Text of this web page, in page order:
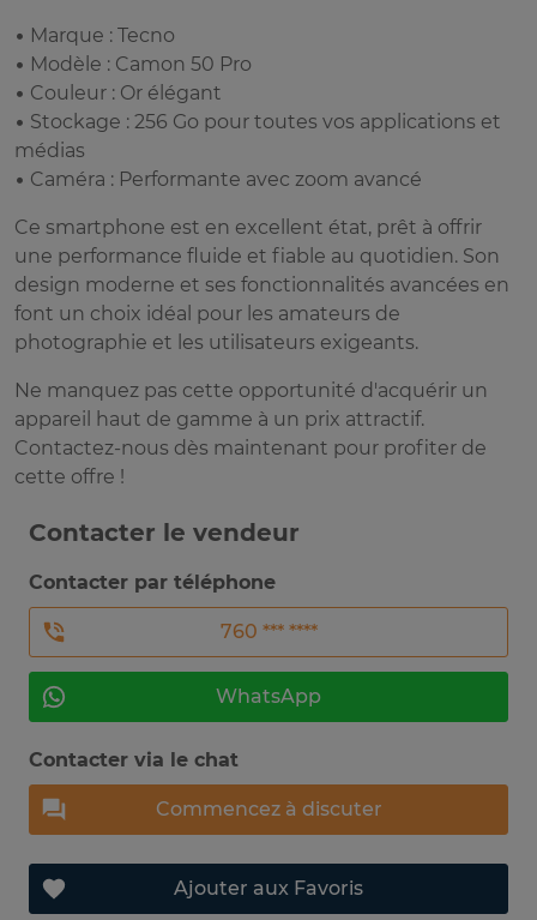
• Marque : Tecno
• Modèle : Camon 50 Pro
• Couleur : Or élégant
• Stockage : 256 Go pour toutes vos applications et
médias
• Caméra : Performante avec zoom avancé
Ce smartphone est en excellent état, prêt à offrir
une performance fluide et fiable au quotidien. Son
design moderne et ses fonctionnalités avancées en
font un choix idéal pour les amateurs de
photographie et les utilisateurs exigeants.
Ne manquez pas cette opportunité d'acquérir un
appareil haut de gamme à un prix attractif.
Contactez-nous dès maintenant pour profiter de
cette offre !
Contacter le vendeur
Contacter par téléphone
760 *** ****
WhatsApp
Contacter via le chat
Commencez à discuter
Ajouter aux Favoris